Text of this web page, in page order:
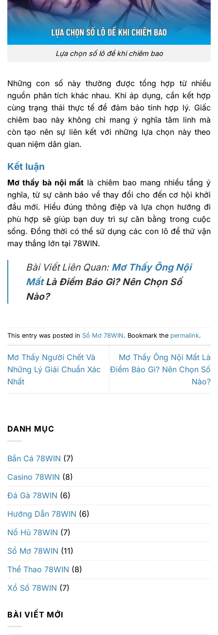
Lựa chọn số lô đề khi chiêm bao
Những con số này thường được tổng hợp từ nhiều
nguồn phân tích khác nhau. Khi áp dụng, cần kết hợp
cùng trạng thái thực tế để đảm bảo tính hợp lý. Giấc
chiêm bao này không chỉ mang ý nghĩa tâm linh mà
còn tạo nên sự liên kết với những lựa chọn này theo
quan niệm dân gian.
Kết luận
Mơ thấy bà nội mất là chiêm bao mang nhiều tầng ý
nghĩa, từ sự cảnh báo về thay đổi cho đến cơ hội khởi
đầu mới. Hiểu đúng thông điệp và lựa chọn hướng đi
phù hợp sẽ giúp bạn duy trì sự cân bằng trong cuộc
sống. Đồng thời có thể sử dụng các con lô để thử vận
may thắng lớn tại 78WIN.
Bài Viết Liên Quan: Mơ Thấy Ông Nội
MấtLà Điềm Báo Gì? Nên Chọn Số
Nào?
This entry was posted in Sổ Mơ 78WIN. Bookmark the permalink.
Mơ Thấy Người Chết Và
Những Lý Giải Chuẩn Xác
Nhất
Mơ Thấy Ông Nội Mất Là
Điềm Báo Gì? Nên Chọn Số
Nào?
DANH MỤC
Bắn Cá 78WIN (7)
Casino 78WIN (8)
Đá Gà 78WIN (6)
Hướng Dẫn 78WIN (6)
Nổ Hũ 78WIN (7)
Sổ Mơ 78WIN (11)
Thể Thao 78WIN (8)
Xổ Số 78WIN (7)
BÀI VIẾT MỚI